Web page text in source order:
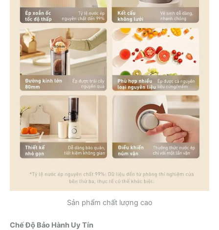
Sản phẩm chất lượng cao
Chế Độ Bảo Hành Uy Tín